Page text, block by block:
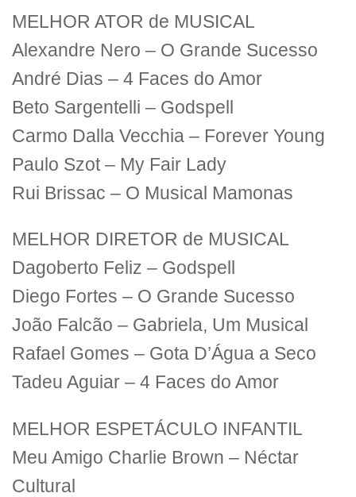
MELHOR ATOR de MUSICAL
Alexandre Nero – O Grande Sucesso
André Dias – 4 Faces do Amor
Beto Sargentelli – Godspell
Carmo Dalla Vecchia – Forever Young
Paulo Szot – My Fair Lady
Rui Brissac – O Musical Mamonas
MELHOR DIRETOR de MUSICAL
Dagoberto Feliz – Godspell
Diego Fortes – O Grande Sucesso
João Falcão – Gabriela, Um Musical
Rafael Gomes – Gota D’Água a Seco
Tadeu Aguiar – 4 Faces do Amor
MELHOR ESPETÁCULO INFANTIL
Meu Amigo Charlie Brown – Néctar
Cultural